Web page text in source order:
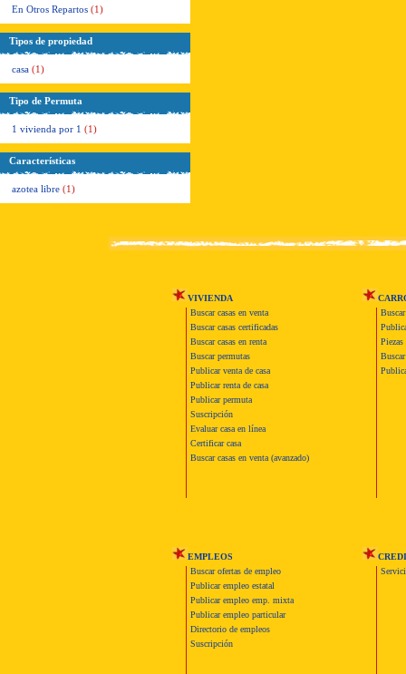
En Otros Repartos (1)
Tipos de propiedad
casa (1)
Tipo de Permuta
1 vivienda por 1 (1)
Características
azotea libre (1)
VIVIENDA
Buscar casas en venta
Buscar casas certificadas
Buscar casas en renta
Buscar permutas
Publicar venta de casa
Publicar renta de casa
Publicar permuta
Suscripción
Evaluar casa en línea
Certificar casa
Buscar casas en venta (avanzado)
Piezas
EMPLEOS
Buscar ofertas de empleo
Publicar empleo estatal
Publicar empleo emp. mixta
Publicar empleo particular
Directorio de empleos
Suscripción